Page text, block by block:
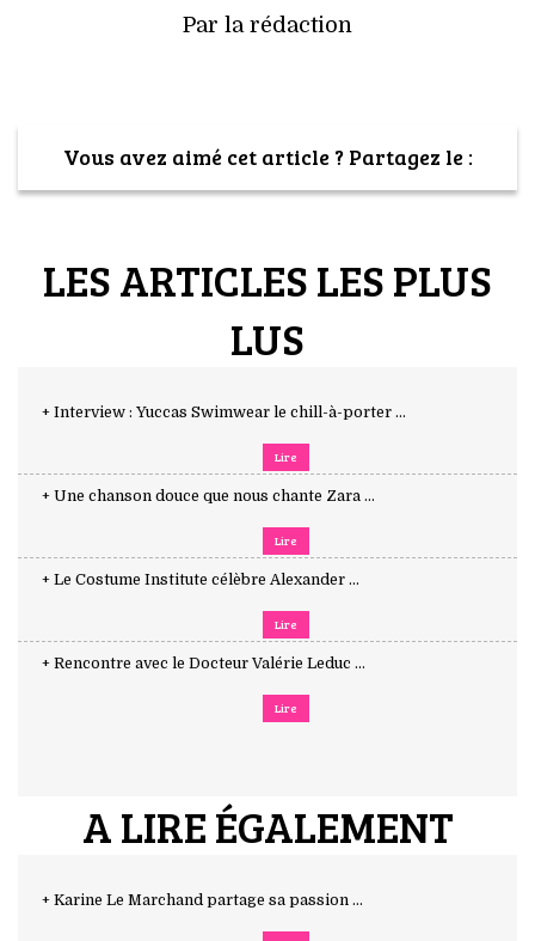
Par la rédaction
Vous avez aimé cet article ? Partagez le :
LES ARTICLES LES PLUS
LUS
+ Interview : Yuccas Swimwear le chill-à-porter ...
Lire
+ Une chanson douce que nous chante Zara ...
Lire
+ Le Costume Institute célèbre Alexander ...
Lire
+ Rencontre avec le Docteur Valérie Leduc ...
Lire
A LIRE ÉGALEMENT
+ Karine Le Marchand partage sa passion ...